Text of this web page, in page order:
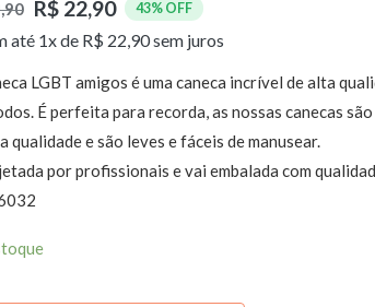
R$ 22,90 43% OFF
até 1x de R$ 22,90sem juros
LGBT amigos é uma caneca incrível de alta
É perfeita para recorda, as nossas canecas
qualidade e são leves e fáceis de manusear.
por profissionais e vai embalada com